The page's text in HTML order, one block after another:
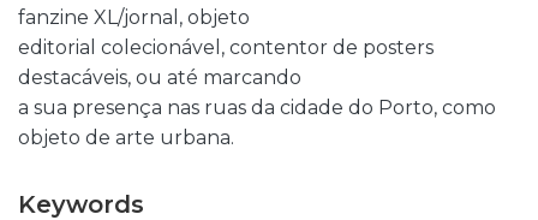
fanzine XL/jornal, objeto
editorial colecionável, contentor de posters
destacáveis, ou até marcando
a sua presença nas ruas da cidade do Porto, como
objeto de arte urbana.
Keywords